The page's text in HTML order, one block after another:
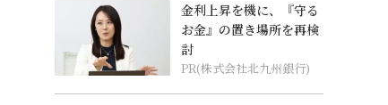
金利上昇を機に、『守る
お金』の置き場所を再検
討
PR(株式会社北九州銀行)